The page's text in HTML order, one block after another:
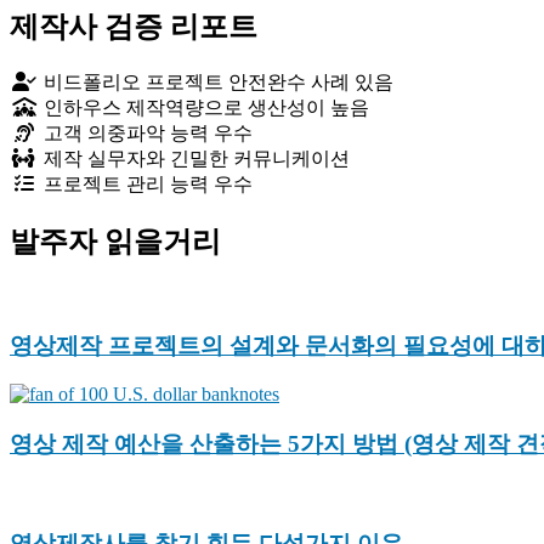
제작사 검증 리포트
비드폴리오 프로젝트 안전완수 사례 있음
인하우스 제작역량으로 생산성이 높음
고객 의중파악 능력 우수
제작 실무자와 긴밀한 커뮤니케이션
프로젝트 관리 능력 우수
발주자 읽을거리
영상제작 프로젝트의 설계와 문서화의 필요성에 대
영상 제작 예산을 산출하는 5가지 방법 (영상 제작 견